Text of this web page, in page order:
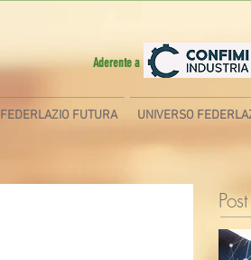
Aderente a
FEDERLAZIO FUTURA UNIVERSO